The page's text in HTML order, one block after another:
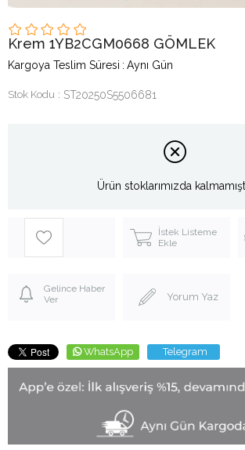
Krem 1YB2CGM0668 GÖMLEK
Kargoya Teslim Süresi : Aynı Gün
Stok Kodu ST20250S5506681
Ürün stoklarımızda
İstek Listeme
Ekle
Gelince Haber
Ver
Yorum Yaz
WhatsApp Telegram